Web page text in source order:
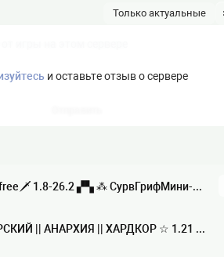
Только актуальные
и оставьте отзыв о сервере
▚t en.cMsogiM▞ Награды /free🗡 1.8-26.2 ▞▚ ⁂ СурвГрифМини-ИгрыRolePlayАнархияMSO RPG, , , , ,
✞ ＦｕｎＴｉｍｅ ✞ ГРИФЕРСКИЙ || АНАРХИЯ || ХАРДКОР ☆ 1.21 — 1.16.5 ☆ Глобальное обновление, ВАЙП!